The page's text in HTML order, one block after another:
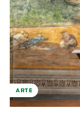
ARTE